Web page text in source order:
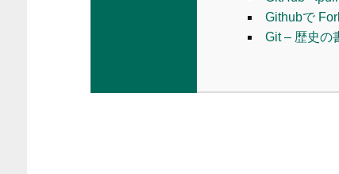
Githubで
Git – 歴史の